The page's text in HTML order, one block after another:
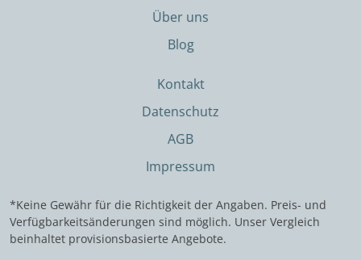
Über uns
Blog
Kontakt
Datenschutz
AGB
Impressum
*Keine Gewähr für die Richtigkeit der Angaben. Preis- und
Verfügbarkeitsänderungen sind möglich. Unser Vergleich
beinhaltet provisionsbasierte Angebote.